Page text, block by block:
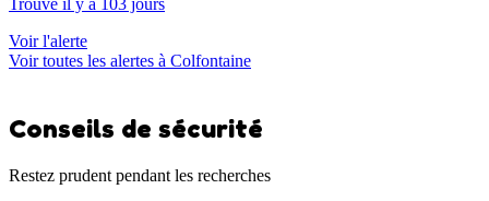
Trouvé il y a 103 jours
Voir l'alerte
Voir toutes les alertes à Colfontaine
Conseils de sécurité
Restez prudent pendant les recherches